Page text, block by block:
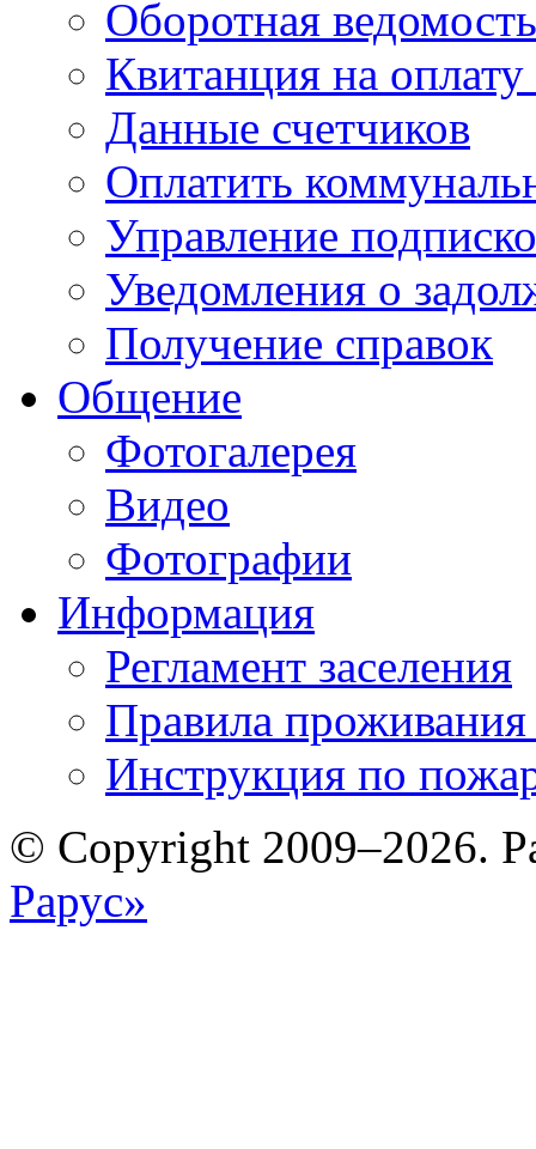
Оборотная ведомость
Квитанция на
Данные счетчиков
Оплатить
Управление
Уведомления о
Получение справок
Общение
Фотогалерея
Видео
Фотографии
Информация
Регламент заселения
Правила
Инструкция по
© Copyright 2009–2026.
Рарус»